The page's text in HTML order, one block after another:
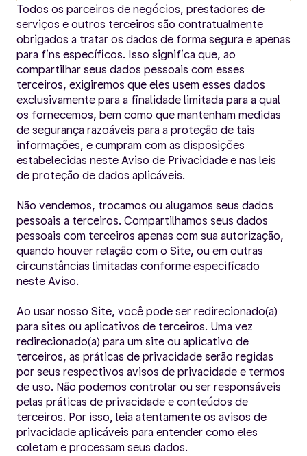
Todos os parceiros de negócios, prestadores de
serviços e outros terceiros são contratualmente
obrigados a tratar os dados de forma segura e apenas
para fins específicos. Isso significa que, ao
compartilhar seus dados pessoais com esses
terceiros, exigiremos que eles usem esses dados
exclusivamente para a finalidade limitada para a qual
os fornecemos, bem como que mantenham medidas
de segurança razoáveis para a proteção de tais
informações, e cumpram com as disposições
estabelecidas neste Aviso de Privacidade e nas leis
de proteção de dados aplicáveis.
Não vendemos, trocamos ou alugamos seus dados
pessoais a terceiros. Compartilhamos seus dados
pessoais com terceiros apenas com sua autorização,
quando houver relação com o Site, ou em outras
circunstâncias limitadas conforme especificado
neste Aviso.
Ao usar nosso Site, você pode ser redirecionado(a)
para sites ou aplicativos de terceiros. Uma vez
redirecionado(a) para um site ou aplicativo de
terceiros, as práticas de privacidade serão regidas
por seus respectivos avisos de privacidade e termos
de uso. Não podemos controlar ou ser responsáveis
pelas práticas de privacidade e conteúdos de
terceiros. Por isso, leia atentamente os avisos de
privacidade aplicáveis para entender como eles
coletam e processam seus dados.